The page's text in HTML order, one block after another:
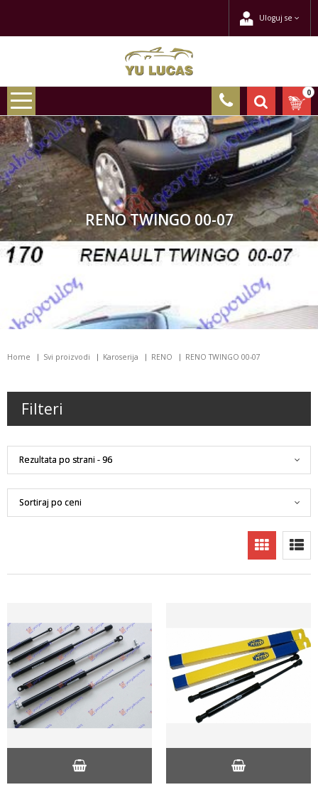
Uloguj se
0
RENO TWINGO 00-07
Home Svi proizvodi Karoserija RENO RENO TWINGO 00-07
Filteri